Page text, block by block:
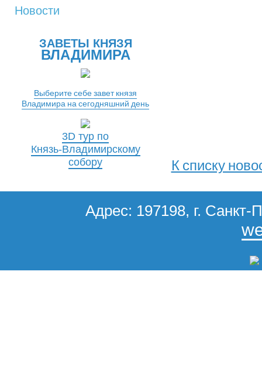
Новости
ЗАВЕТЫ КНЯЗЯ
ВЛАДИМИРА
Выберите себе завет князя
Владимира на сегодняшний день
3D тур по
Князь-Владимирскому
собору
К списку
Адрес: 197198, г. Санкт-